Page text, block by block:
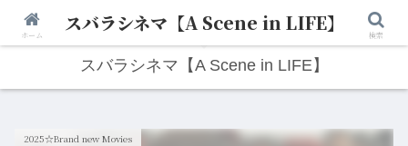
人生は“ひとりごと”から始まる。映画と写真と日々のこと。
スバラシネマ【A Scene in LIFE】
2025☆Brand new Movies
ホーム スバラシネマ【A Scene in LIFE】 検索